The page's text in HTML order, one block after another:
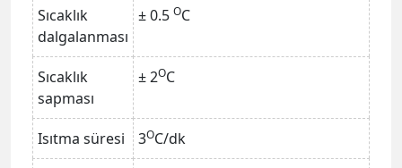
Sıcaklık
dalgalanması
± 0.5 OC
Sıcaklık
sapması
± 2OC
Isıtma süresi 3OC/dk